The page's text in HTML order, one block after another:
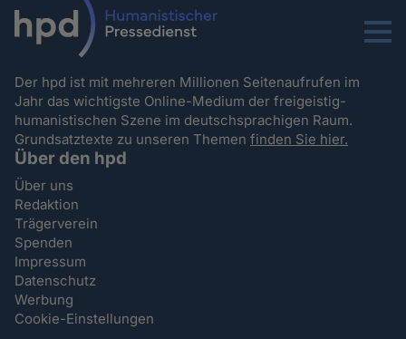
Menu
Der hpd ist mit mehreren Millionen Seitenaufrufen im
Jahr das wichtigste Online-Medium der freigeistig-
humanistischen Szene im deutschsprachigen Raum.
Grundsatztexte zu unseren Themenfinden Sie hier.
Über den hpd
Über uns
Redaktion
Trägerverein
Spenden
Impressum
Datenschutz
Werbung
Cookie-Einstellungen